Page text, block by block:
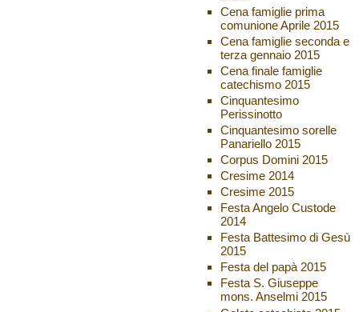
Cena famiglie prima
comunione Aprile 2015
Cena famiglie seconda e
terza gennaio 2015
Cena finale famiglie
catechismo 2015
Cinquantesimo
Perissinotto
Cinquantesimo sorelle
Panariello 2015
Corpus Domini 2015
Cresime 2014
Cresime 2015
Festa Angelo Custode
2014
Festa Battesimo di Gesù
2015
Festa del papà 2015
Festa S. Giuseppe
mons. Anselmi 2015